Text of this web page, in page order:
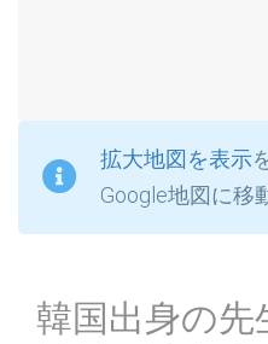
拡大地図を表示
Google地図に移
韓国出身の